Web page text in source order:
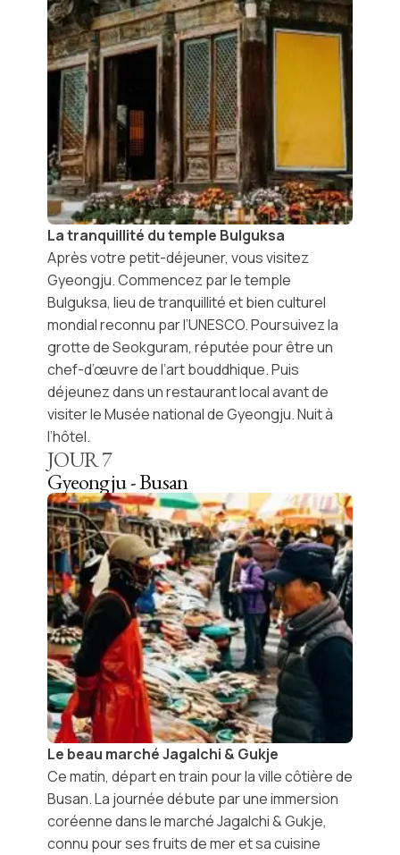
La tranquillité du temple Bulguksa
Après votre petit-déjeuner, vous visitez
Gyeongju. Commencez par letemple
Bulguksa, lieu de tranquillité et bien culturel
mondial reconnu par l’UNESCO. Poursuivez la
grotte de Seokguram, réputée pour être un
chef-d’œuvre de l’art bouddhique. Puis
déjeunez dans un restaurant local avant de
visiter leMusée national de Gyeongju. Nuit à
l’hôtel.
JOUR7
Gyeongju - Busan
Le beau marché Jagalchi & Gukje
Ce matin, départ en train pour la ville côtière de
Busan. La journée débute par une immersion
coréenne dans lemarché Jagalchi & Gukje,
connu pour ses fruits de mer et sa cuisine